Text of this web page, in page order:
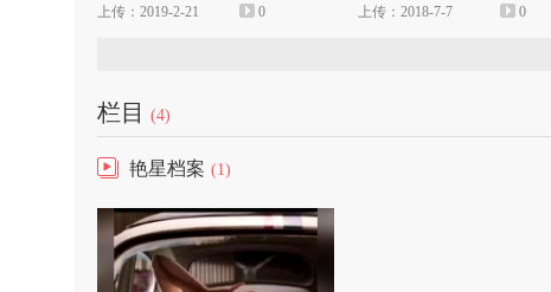
上传：2019-2-21 0 上传：2018-7-7 0
栏目 (4)
艳星档案 (1)